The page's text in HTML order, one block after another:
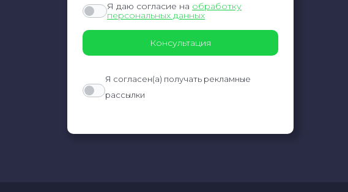
Я даю согласие на обработку
персональных данных
Я согласен(а) получать рекламные
рассылки